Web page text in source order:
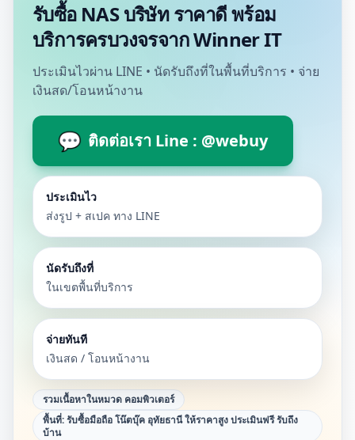
รับซื้อ NAS บริษัท ราคาดี พร้อม
บริการครบวงจรจาก Winner IT
ประเมินไวผ่าน LINE • นัดรับถึงที่ในพื้นที่บริการ • จ่าย
เงินสด/โอนหน้างาน
💬 ติดต่อเรา Line : @webuy
ประเมินไว
ส่งรูป + สเปค ทาง LINE
นัดรับถึงที่
ในเขตพื้นที่บริการ
จ่ายทันที
เงินสด / โอนหน้างาน
รวมเนื้อหาในหมวด คอมพิวเตอร์
พื้นที่:รับซื้อมือถือ โน๊ตบุ๊ค อุทัยธานี ให้ราคาสูง ประเมินฟรี รับถึง
บ้าน